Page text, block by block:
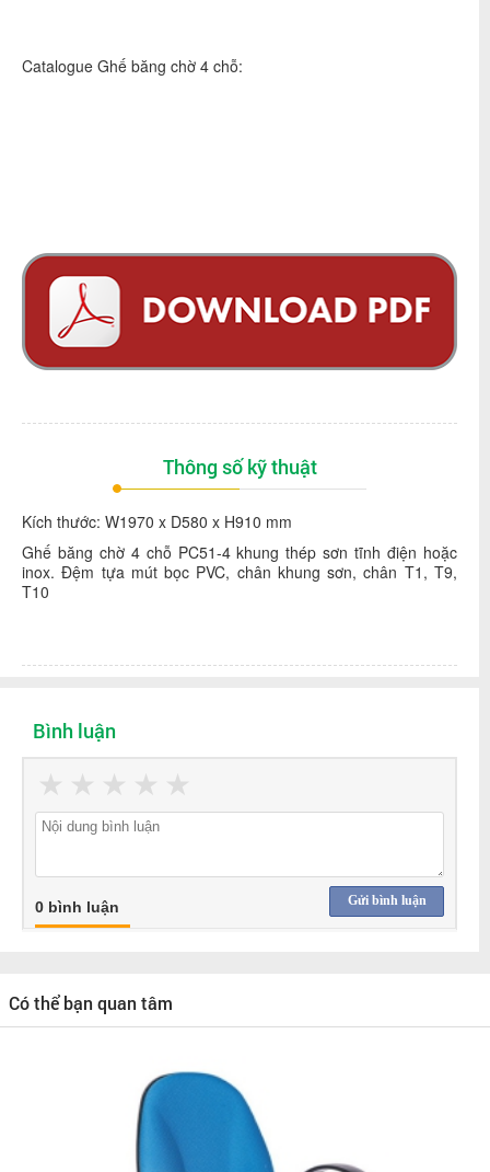
Catalogue Ghế băng chờ 4 chỗ:
Thông số kỹ thuật
Kích thước: W1970 x D580 x H910 mm
Ghế băng chờ 4 chỗ PC51-4 khung thép sơn tĩnh điện hoặc
inox. Đệm tựa mút bọc PVC, chân khung sơn, chân T1, T9,
T10
Bình luận
★
★
★
★
★
Gửi bình luận
0 bình luận
Có thể bạn quan tâm